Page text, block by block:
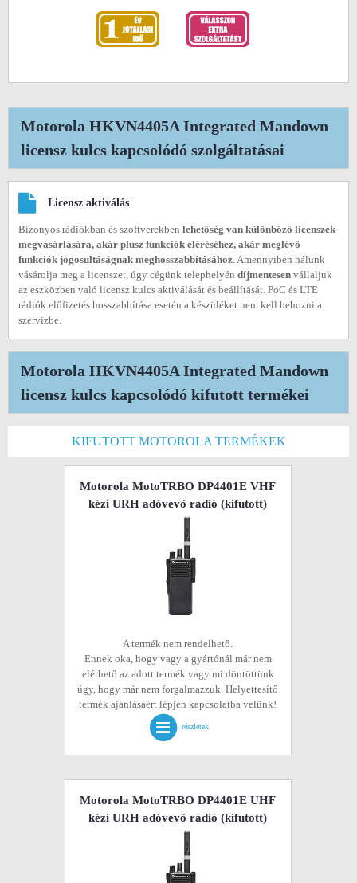
Motorola HKVN4405A Integrated Mandown
licensz kulcs kapcsolódó szolgáltatásai
Licensz aktiválás
Bizonyos rádiókban és szoftverekben lehetőség van különböző licenszek
megvásárlására, akár plusz funkciók eléréséhez, akár meglévő
funkciók jogosultáságnak meghosszabbításához. Amennyiben nálunk
vásárolja meg a licenszet, úgy cégünk telephelyén díjmentesen vállaljuk
az eszközben való licensz kulcs aktiválását és beállítását. PoC és LTE
rádiók előfizetés hosszabbítása esetén a készüléket nem kell behozni a
szervizbe.
Motorola HKVN4405A Integrated Mandown
licensz kulcs kapcsolódó kifutott termékei
KIFUTOTT MOTOROLA TERMÉKEK
Motorola MotoTRBO DP4401E VHF
kézi URH adóvevő rádió (kifutott)
A termék nem rendelhető.
Ennek oka, hogy vagy a gyártónál már nem
elérhető az adott termék vagy mi döntöttünk
úgy, hogy már nem forgalmazzuk. Helyettesítő
termék ajánlásáért lépjen kapcsolatba velünk!
részletek
Motorola MotoTRBO DP4401E UHF
kézi URH adóvevő rádió (kifutott)